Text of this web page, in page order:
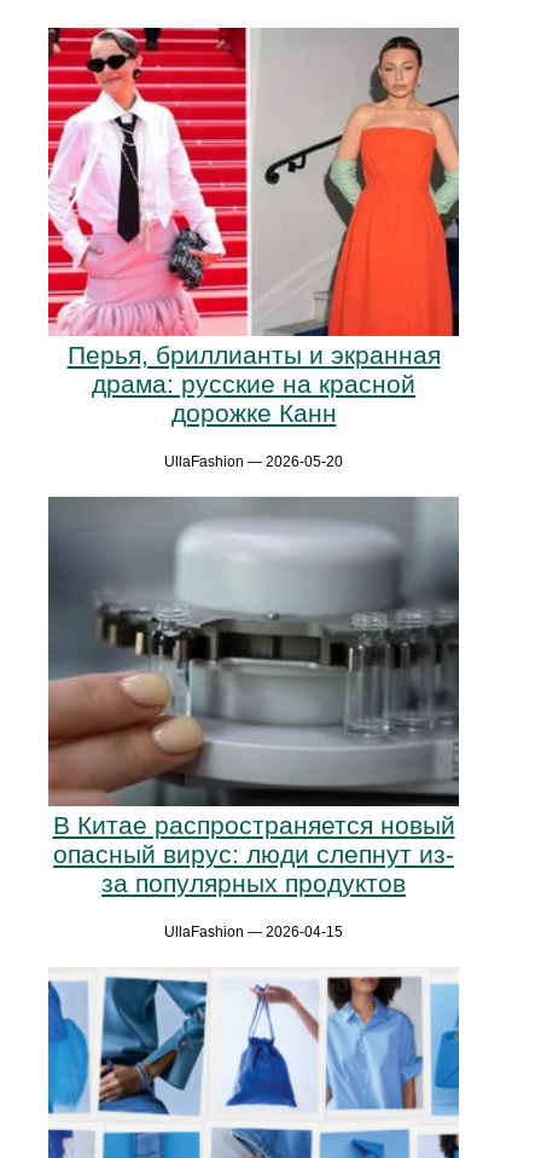
Перья, бриллианты и экранная
драма: русские на красной
дорожке Канн
UllaFashion — 2026-05-20
В Китае распространяется новый
опасный вирус: люди слепнут из-
за популярных продуктов
UllaFashion — 2026-04-15